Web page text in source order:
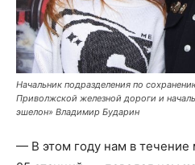
Начальник подразделения по
Приволжской железной дороги и
эшелон» Владимир Бударин
— В этом году нам в течение